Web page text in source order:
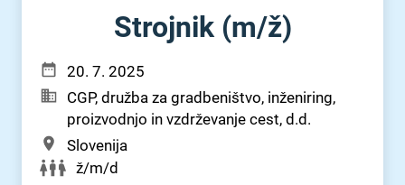
Strojnik (m⁠/⁠ž)
20. 7. 2025
CGP, družba za gradbeništvo, inženiring,
proizvodnjo in vzdrževanje cest, d.d.
Slovenija
ž/m/d